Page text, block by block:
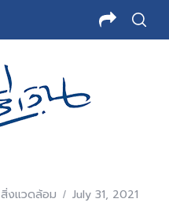
สิ่งแวดล้อม July 31, 2021